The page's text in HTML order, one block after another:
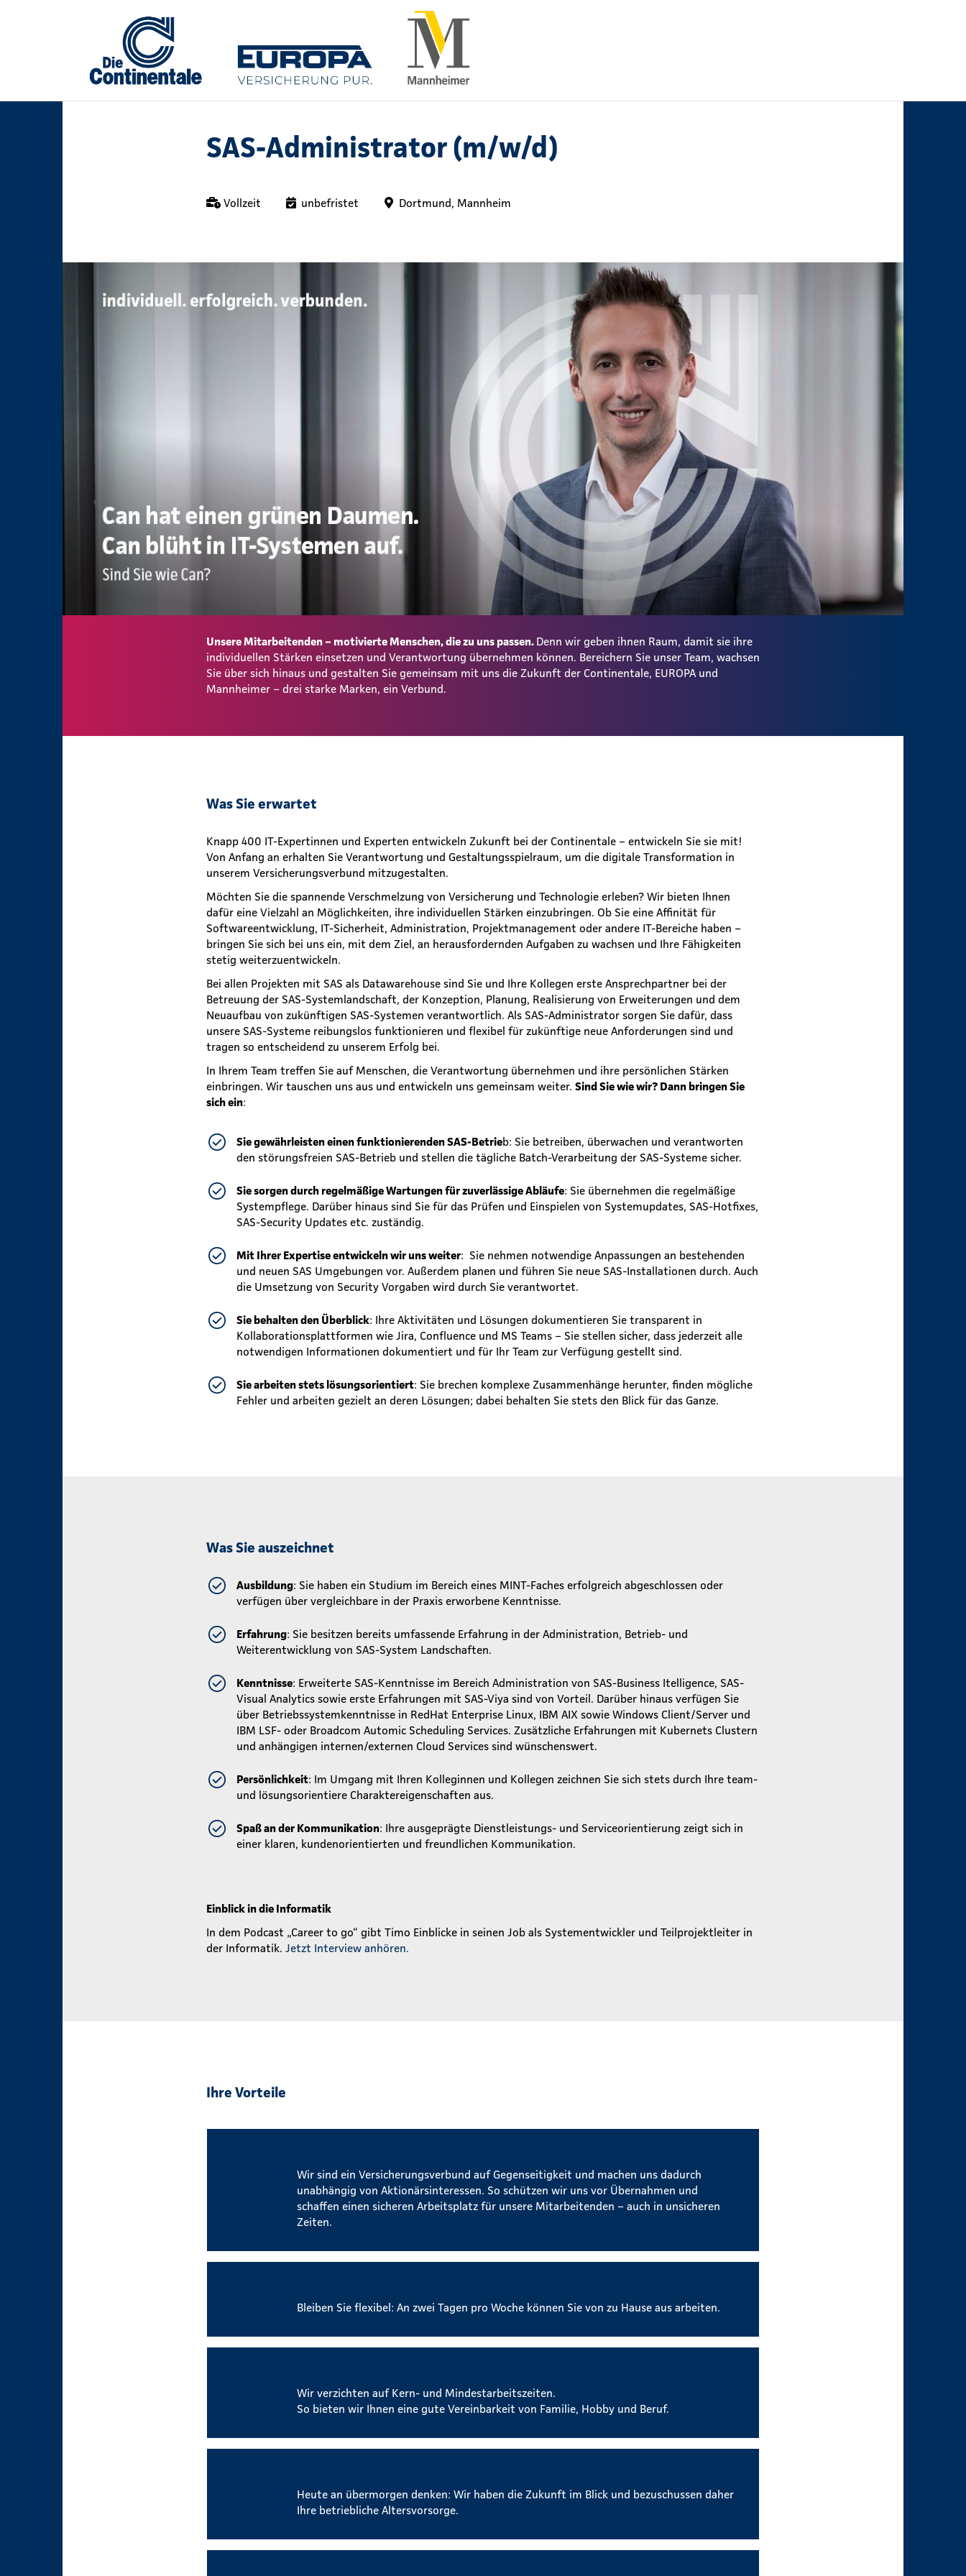
SAS-Administrator (m/w/d)
Vollzeit unbefristet Dortmund, Mannheim
Unsere Mitarbeitenden – motivierte Menschen, die zu uns passen. Denn wir geben ihnen Raum, damit sie ihre
individuellen Stärken einsetzen und Verantwortung übernehmen können. Bereichern Sie unser Team, wachsen
Sie über sich hinaus und gestalten Sie gemeinsam mit uns die Zukunft der Continentale, EUROPA und
Mannheimer – drei starke Marken, ein Verbund.
Was Sie erwartet
Knapp 400 IT-Expertinnen und Experten entwickeln Zukunft bei der Continentale – entwickeln Sie sie mit!
Von Anfang an erhalten Sie Verantwortung und Gestaltungsspielraum, um die digitale Transformation in
unserem Versicherungsverbund mitzugestalten.
Möchten Sie die spannende Verschmelzung von Versicherung und Technologie erleben? Wir bieten Ihnen
dafür eine Vielzahl an Möglichkeiten, ihre individuellen Stärken einzubringen. Ob Sie eine Affinität für
Softwareentwicklung, IT-Sicherheit, Administration, Projektmanagement oder andere IT-Bereiche haben –
bringen Sie sich bei uns ein, mit dem Ziel, an herausfordernden Aufgaben zu wachsen und Ihre Fähigkeiten
stetig weiterzuentwickeln.
Bei allen Projekten mit SAS als Datawarehouse sind Sie und Ihre Kollegen erste Ansprechpartner bei der
Betreuung der SAS-Systemlandschaft, der Konzeption, Planung, Realisierung von Erweiterungen und dem
Neuaufbau von zukünftigen SAS-Systemen verantwortlich. Als SAS-Administrator sorgen Sie dafür, dass
unsere SAS-Systeme reibungslos funktionieren und flexibel für zukünftige neue Anforderungen sind und
tragen so entscheidend zu unserem Erfolg bei.
In Ihrem Team treffen Sie auf Menschen, die Verantwortung übernehmen und ihre persönlichen Stärken
einbringen. Wir tauschen uns aus und entwickeln uns gemeinsam weiter. Sind Sie wie wir? Dann bringen Sie
sich ein:
Sie gewährleisten einen funktionierenden SAS-Betrieb: Sie betreiben, überwachen und verantworten
den störungsfreien SAS-Betrieb und stellen die tägliche Batch-Verarbeitung der SAS-Systeme sicher.
Sie sorgen durch regelmäßige Wartungen für zuverlässige Abläufe: Sie übernehmen die regelmäßige
Systempflege. Darüber hinaus sind Sie für das Prüfen und Einspielen von Systemupdates, SAS-Hotfixes,
SAS-Security Updates etc. zuständig.
Mit Ihrer Expertise entwickeln wir uns weiter: Sie nehmen notwendige Anpassungen an bestehenden
und neuen SAS Umgebungen vor. Außerdem planen und führen Sie neue SAS-Installationen durch. Auch
die Umsetzung von Security Vorgaben wird durch Sie verantwortet.
Sie behalten den Überblick: Ihre Aktivitäten und Lösungen dokumentieren Sie transparent in
Kollaborationsplattformen wie Jira, Confluence und MS Teams – Sie stellen sicher, dass jederzeit alle
notwendigen Informationen dokumentiert und für Ihr Team zur Verfügung gestellt sind.
Sie arbeiten stets lösungsorientiert: Sie brechen komplexe Zusammenhänge herunter, finden mögliche
Fehler und arbeiten gezielt an deren Lösungen; dabei behalten Sie stets den Blick für das Ganze.
Was Sie auszeichnet
Ausbildung: Sie haben ein Studium im Bereich eines MINT-Faches erfolgreich abgeschlossen oder
verfügen über vergleichbare in der Praxis erworbene Kenntnisse.
Erfahrung: Sie besitzen bereits umfassende Erfahrung in der Administration, Betrieb- und
Weiterentwicklung von SAS-System Landschaften.
Kenntnisse: Erweiterte SAS-Kenntnisse im Bereich Administration von SAS-Business Itelligence, SAS-
Visual Analytics sowie erste Erfahrungen mit SAS-Viya sind von Vorteil. Darüber hinaus verfügen Sie
über Betriebssystemkenntnisse in RedHat Enterprise Linux, IBM AIX sowie Windows Client/Server und
IBM LSF- oder Broadcom Automic Scheduling Services. Zusätzliche Erfahrungen mit Kubernets Clustern
und anhängigen internen/externen Cloud Services sind wünschenswert.
Persönlichkeit: Im Umgang mit Ihren Kolleginnen und Kollegen zeichnen Sie sich stets durch Ihre team-
und lösungsorientiere Charaktereigenschaften aus.
Spaß an der Kommunikation: Ihre ausgeprägte Dienstleistungs- und Serviceorientierung zeigt sich in
einer klaren, kundenorientierten und freundlichen Kommunikation.
Einblick in die Informatik
In dem Podcast „Career to go“ gibt Timo Einblicke in seinen Job als Systementwickler und Teilprojektleiter in
der Informatik. Jetzt Interview anhören.
Ihre Vorteile
Wir sind ein Versicherungsverbund auf Gegenseitigkeit und machen uns dadurch
unabhängig von Aktionärsinteressen. So schützen wir uns vor Übernahmen und
schaffen einen sicheren Arbeitsplatz für unsere Mitarbeitenden – auch in unsicheren
Zeiten.
Bleiben Sie flexibel: An zwei Tagen pro Woche können Sie von zu Hause aus arbeiten.
Wir verzichten auf Kern- und Mindestarbeitszeiten.
So bieten wir Ihnen eine gute Vereinbarkeit von Familie, Hobby und Beruf.
Heute an übermorgen denken: Wir haben die Zukunft im Blick und bezuschussen daher
Ihre betriebliche Altersvorsorge.